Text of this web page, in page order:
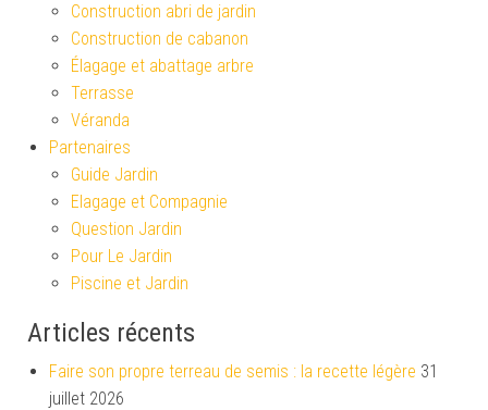
Construction abri de jardin
Construction de cabanon
Élagage et abattage arbre
Terrasse
Véranda
Partenaires
Guide Jardin
Elagage et Compagnie
Question Jardin
Pour Le Jardin
Piscine et Jardin
Articles récents
Faire son propre terreau de semis : la recette légère 31
juillet 2026